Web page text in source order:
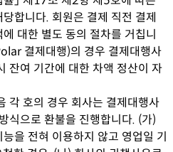
합니다. 회원은 결제 직전 결제
대한 별도 동의 절차를 거칩니
결제대행)의 경우 결제대행사
잔여 기간에 대한 차액 정산이 자
각 호의 경우 회사는 결제대행사
식으로 환불을 진행합니다. (가)
을 전혀 이용하지 않고 영업일 기